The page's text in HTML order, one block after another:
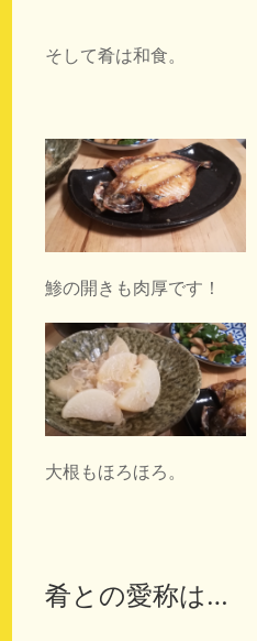
そして肴は和食。
鯵の開きも肉厚です！
大根もほろほろ。
肴との愛称は…